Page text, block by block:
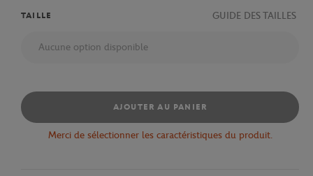
TAILLE GUIDE DES TAILLES
Aucune option disponible
AJOUTER AU PANIER
Merci de sélectionner les caractéristiques du produit.